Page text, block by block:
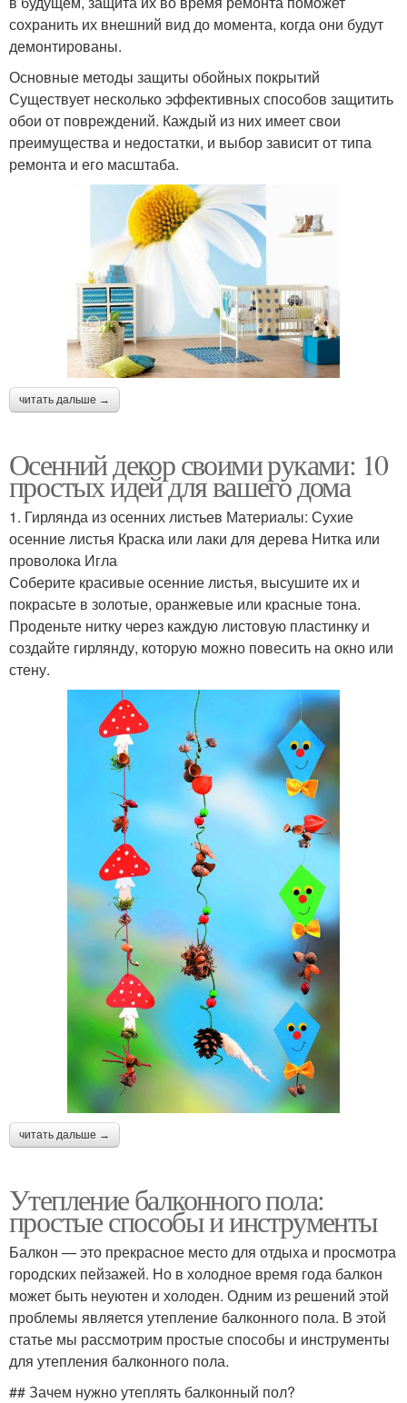
сохранить их внешний вид до момента, когда они будут
демонтированы.
Основные методы защиты обойных покрытий
Существует несколько эффективных способов защитить
обои от повреждений. Каждый из них имеет свои
преимущества и недостатки, и выбор зависит от типа
ремонта и его масштаба.
читать дальше →
Осенний декор своими руками: 10
простых идей для вашего дома
1. Гирлянда из осенних листьев Материалы: Сухие
осенние листья Краска или лаки для дерева Нитка или
проволока Игла
Соберите красивые осенние листья, высушите их и
покрасьте в золотые, оранжевые или красные тона.
Проденьте нитку через каждую листовую пластинку и
создайте гирлянду, которую можно повесить на окно или
стену.
читать дальше →
Утепление балконного пола:
простые способы и инструменты
Балкон — это прекрасное место для отдыха и просмотра
городских пейзажей. Но в холодное время года балкон
может быть неуютен и холоден. Одним из решений этой
проблемы является утепление балконного пола. В этой
статье мы рассмотрим простые способы и инструменты
для утепления балконного пола.
## Зачем нужно утеплять балконный пол?